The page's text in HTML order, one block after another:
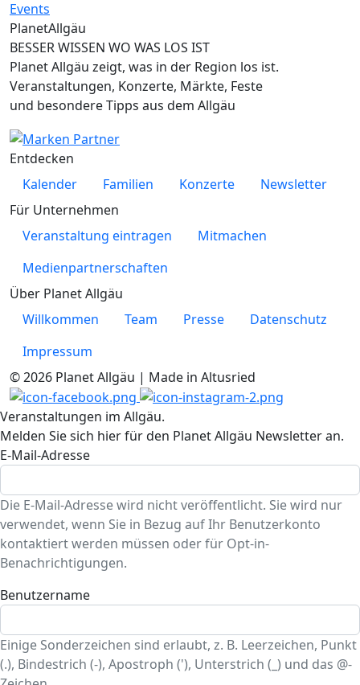
PlanetAllgäu
BESSER WISSEN WO WAS LOS IST
Planet Allgäu zeigt, was in der Region los ist.
Veranstaltungen, Konzerte, Märkte, Feste
und besondere Tipps aus dem Allgäu
Entdecken
Kalender
Familien Konzerte
Newsletter
Für Unternehmen
Veranstaltung eintragen
Mitmachen
Medienpartnerschaften
Über Planet Allgäu
Willkommen
Team Presse
Datenschutz
Impressum
© 2026 Planet Allgäu | Made in Altusried
Veranstaltungen im Allgäu.
Melden Sie sich hier für den Planet Allgäu Newsletter an.
E-Mail-Adresse
Die E-Mail-Adresse wird nicht veröffentlicht. Sie wird nur
verwendet, wenn Sie in Bezug auf Ihr Benutzerkonto
kontaktiert werden müssen oder für Opt-in-
Benachrichtigungen.
Benutzername
Einige Sonderzeichen sind erlaubt, z. B. Leerzeichen, Punkt
(.), Bindestrich (-), Apostroph ('), Unterstrich (_) und das @-